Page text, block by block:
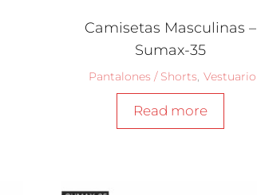
Camisetas Masculinas –
Sumax-35
Pantalones / Shorts Vestuario
Read more